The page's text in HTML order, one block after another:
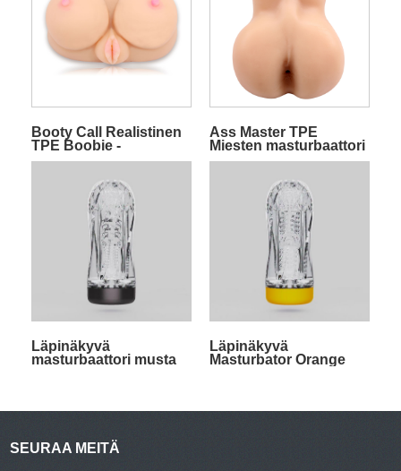
Booty Call Realistinen
TPE Boobie -
masturbaattori
Ass Master TPE
Miesten masturbaattori
palloilla
Läpinäkyvä
masturbaattori musta
Läpinäkyvä
Masturbator Orange
SEURAA MEITÄ